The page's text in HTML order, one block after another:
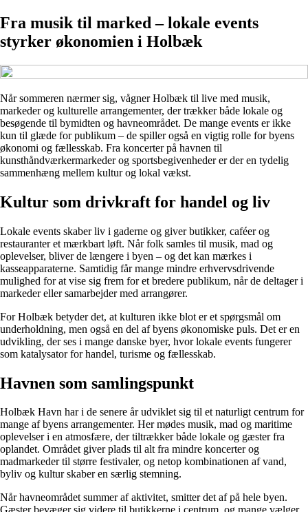
Fra musik til marked – lokale events
styrker økonomien i Holbæk
Når sommeren nærmer sig, vågner Holbæk til live med musik,
markeder og kulturelle arrangementer, der trækker både lokale og
besøgende til bymidten og havneområdet. De mange events er ikke
kun til glæde for publikum – de spiller også en vigtig rolle for byens
økonomi og fællesskab. Fra koncerter på havnen til
kunsthåndværkermarkeder og sportsbegivenheder er der en tydelig
sammenhæng mellem kultur og lokal vækst.
Kultur som drivkraft for handel og liv
Lokale events skaber liv i gaderne og giver butikker, caféer og
restauranter et mærkbart løft. Når folk samles til musik, mad og
oplevelser, bliver de længere i byen – og det kan mærkes i
kasseapparaterne. Samtidig får mange mindre erhvervsdrivende
mulighed for at vise sig frem for et bredere publikum, når de deltager i
markeder eller samarbejder med arrangører.
For Holbæk betyder det, at kulturen ikke blot er et spørgsmål om
underholdning, men også en del af byens økonomiske puls. Det er en
udvikling, der ses i mange danske byer, hvor lokale events fungerer
som katalysator for handel, turisme og fællesskab.
Havnen som samlingspunkt
Holbæk Havn har i de senere år udviklet sig til et naturligt centrum for
mange af byens arrangementer. Her mødes musik, mad og maritime
oplevelser i en atmosfære, der tiltrækker både lokale og gæster fra
oplandet. Området giver plads til alt fra mindre koncerter og
madmarkeder til større festivaler, og netop kombinationen af vand,
byliv og kultur skaber en særlig stemning.
Når havneområdet summer af aktivitet, smitter det af på hele byen.